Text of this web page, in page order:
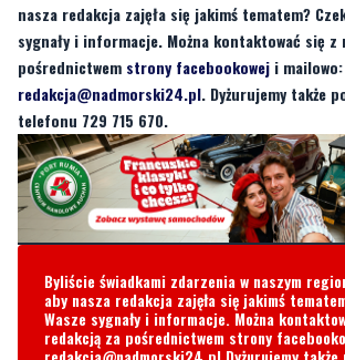
redakcja@nadmorski24.pl. Dyżurujemy także
telefonu 729 715 670.
Byliście świadkami zdarzenia w naszym
aby nasza redakcja zajęła się jakimś
Wasze sygnały i informacje. Można
redakcja@nadmorski24.plDyżurujemy także
telefonu729 715 670.